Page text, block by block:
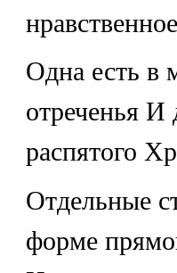
Одна есть в
отреченья И
распятого
Отдельные
форме